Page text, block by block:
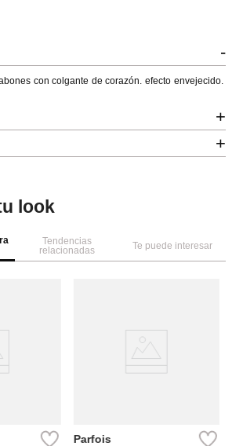
-
con colgante de corazón. efecto envejecido.
+
+
look
Tendencias
relacionadas
Te puede interesar
Parfois